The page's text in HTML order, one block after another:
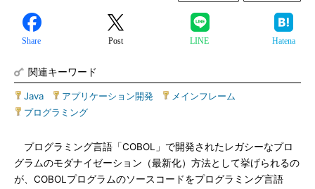
Share Post LINE Hatena
関連キーワード
Java アプリケーション開発 メインフレーム
プログラミング
プログラミング言語「COBOL」で開発されたレガシーなプロ
グラムのモダナイゼーション（最新化）方法として挙げられるの
が、COBOLプログラムのソースコードをプログラミング言語